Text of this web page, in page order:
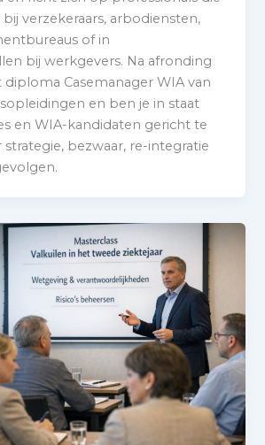
verzekeraars, arbodiensten,
of in
bij werkgevers. Na afronding
Casemanager WIA van
en ben je in staat
en WIA-kandidaten gericht te
strategie, bezwaar, re-integratie